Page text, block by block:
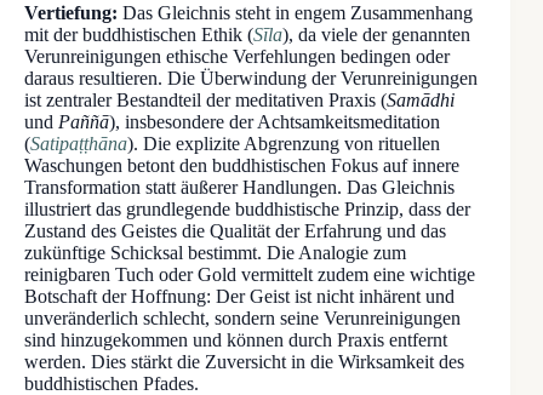
Vertiefung: Das Gleichnis steht in engem Zusammenhang
mit der buddhistischen Ethik (Sīla), da viele der genannten
Verunreinigungen ethische Verfehlungen bedingen oder
daraus resultieren. Die Überwindung der Verunreinigungen
ist zentraler Bestandteil der meditativen Praxis (Samādhi
und Paññā), insbesondere der Achtsamkeitsmeditation
(Satipaṭṭhāna). Die explizite Abgrenzung von rituellen
Waschungen betont den buddhistischen Fokus auf innere
Transformation statt äußerer Handlungen. Das Gleichnis
illustriert das grundlegende buddhistische Prinzip, dass der
Zustand des Geistes die Qualität der Erfahrung und das
zukünftige Schicksal bestimmt. Die Analogie zum
reinigbaren Tuch oder Gold vermittelt zudem eine wichtige
Botschaft der Hoffnung: Der Geist ist nicht inhärent und
unveränderlich schlecht, sondern seine Verunreinigungen
sind hinzugekommen und können durch Praxis entfernt
werden. Dies stärkt die Zuversicht in die Wirksamkeit des
buddhistischen Pfades.